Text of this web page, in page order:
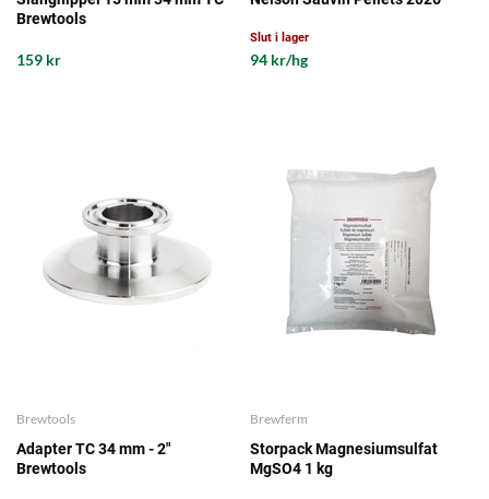
Brewtools
159 kr
Slut i lager
94 kr/hg
Brewtools
Adapter TC 34 mm - 2"
Brewtools
Brewferm
Storpack Magnesiumsulfat
MgSO4 1 kg